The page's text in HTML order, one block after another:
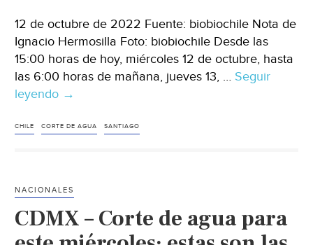
12 de octubre de 2022 Fuente: biobiochile Nota de
Ignacio Hermosilla Foto: biobiochile Desde las
15:00 horas de hoy, miércoles 12 de octubre, hasta
las 6:00 horas de mañana, jueves 13, … Seguir
leyendo Chile
Corte
en
Santiago:
revisa
→
CHILE CORTE DE AGUA SANTIAGO
NACIONALES
CDMX – Corte de agua para